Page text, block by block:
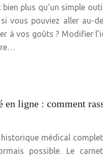
plus qu’un simple
vous pouviez aller au-
à vos goûts ? Modifier
en ligne : comment
médical
possible. Le